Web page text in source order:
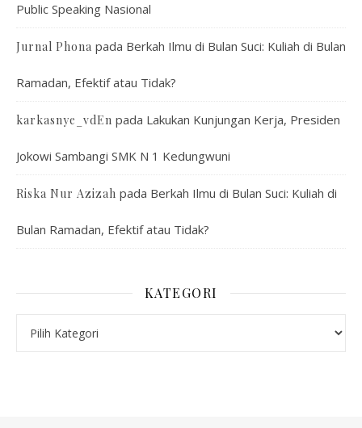
Public Speaking Nasional
Jurnal Phona pada Berkah Ilmu di Bulan Suci: Kuliah di Bulan
Ramadan, Efektif atau Tidak?
karkasnye_vdEn pada Lakukan Kunjungan Kerja, Presiden
Jokowi Sambangi SMK N 1 Kedungwuni
Riska Nur Azizah pada Berkah Ilmu di Bulan Suci: Kuliah di
Bulan Ramadan, Efektif atau Tidak?
KATEGORI